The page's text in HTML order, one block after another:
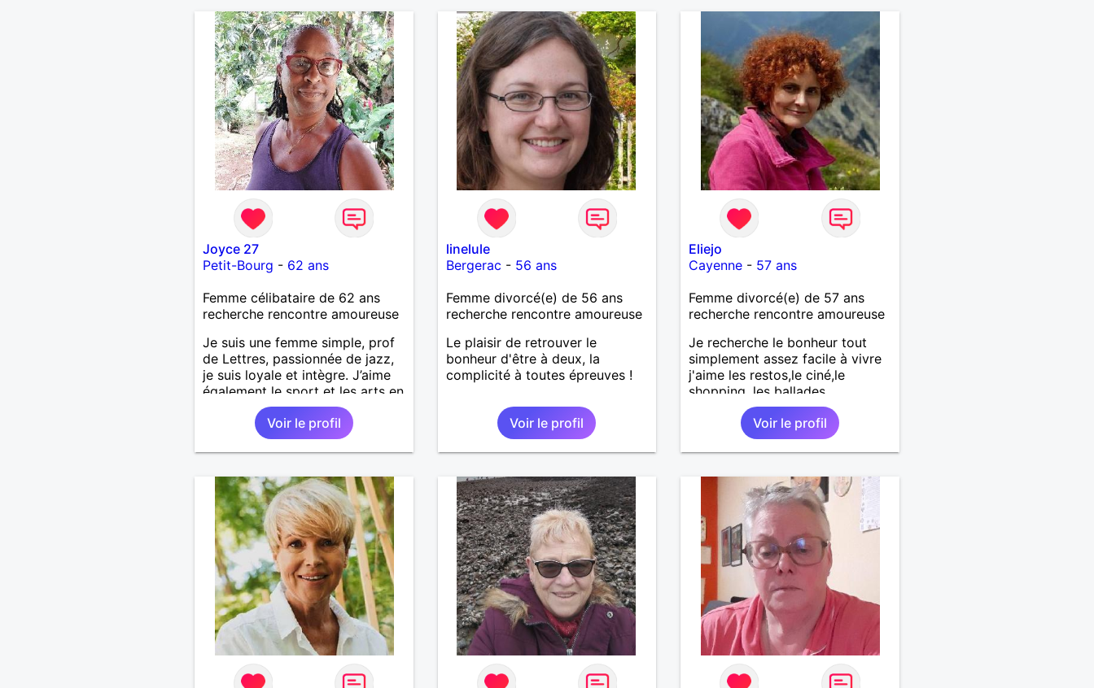
ex...si vous correspondez à ma
recherche ecrivez moi je vous
répondrai...
Joyce 27
Petit-Bourg - 62 ans
Femme célibataire de 62 ans
recherche rencontre amoureuse
Je suis une femme simple, prof
de Lettres, passionnée de jazz,
je suis loyale et intègre. J’aime
également le sport et les arts en
général, je suis maman d’une
jeune fille étudiante en physique
Voir le profil
linelule
Bergerac - 56 ans
Femme divorcé(e) de 56 ans
recherche rencontre amoureuse
Le plaisir de retrouver le
bonheur d'être à deux, la
complicité à toutes épreuves !
Voir le profil
Eliejo
Cayenne - 57 ans
Femme divorcé(e) de 57 ans
recherche rencontre amoureuse
Je recherche le bonheur tout
simplement assez facile à vivre
j'aime les restos,le ciné,le
shopping ,les ballades.
Voir le profil